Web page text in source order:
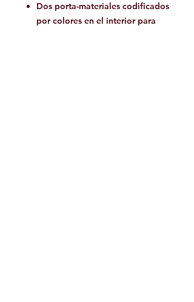
Dos porta-materiales codificados
por colores en el interior para